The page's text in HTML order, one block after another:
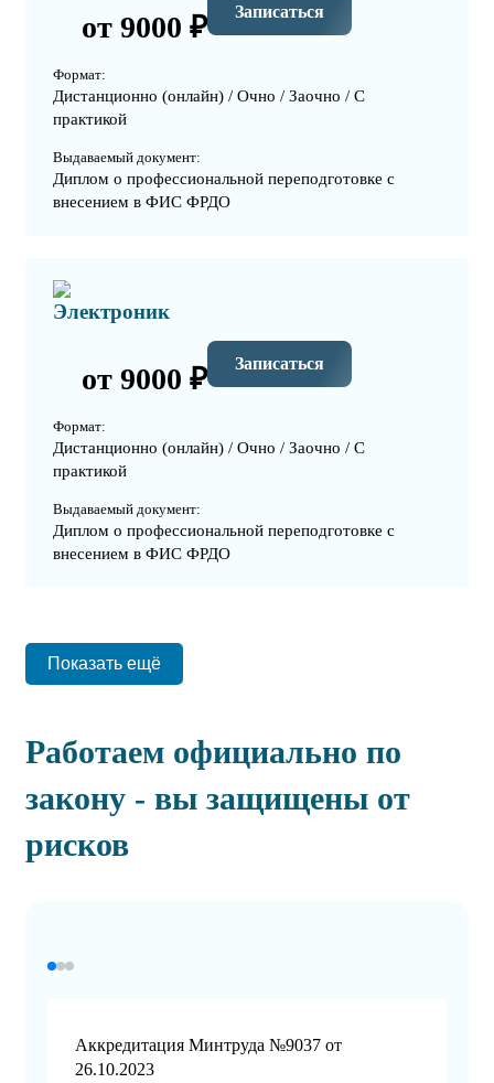
от 9000 ₽ Записаться
Формат:
Дистанционно (онлайн) / Очно / Заочно / С
практикой
Выдаваемый документ:
Диплом о профессиональной переподготовке с
внесением в ФИС ФРДО
Электроник
от 9000 ₽ Записаться
Формат:
Дистанционно (онлайн) / Очно / Заочно / С
практикой
Выдаваемый документ:
Диплом о профессиональной переподготовке с
внесением в ФИС ФРДО
Показать ещё
Работаем официально по
закону - вы защищены от
рисков
Аккредитация Минтруда №9037 от
26.10.2023